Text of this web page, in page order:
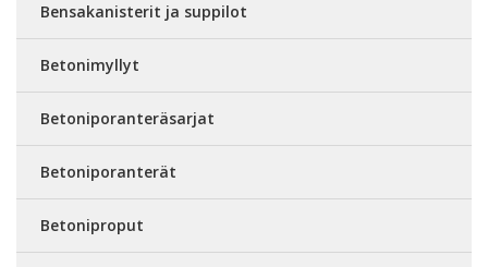
Bensakanisterit ja suppilot
Betonimyllyt
Betoniporanteräsarjat
Betoniporanterät
Betoniproput